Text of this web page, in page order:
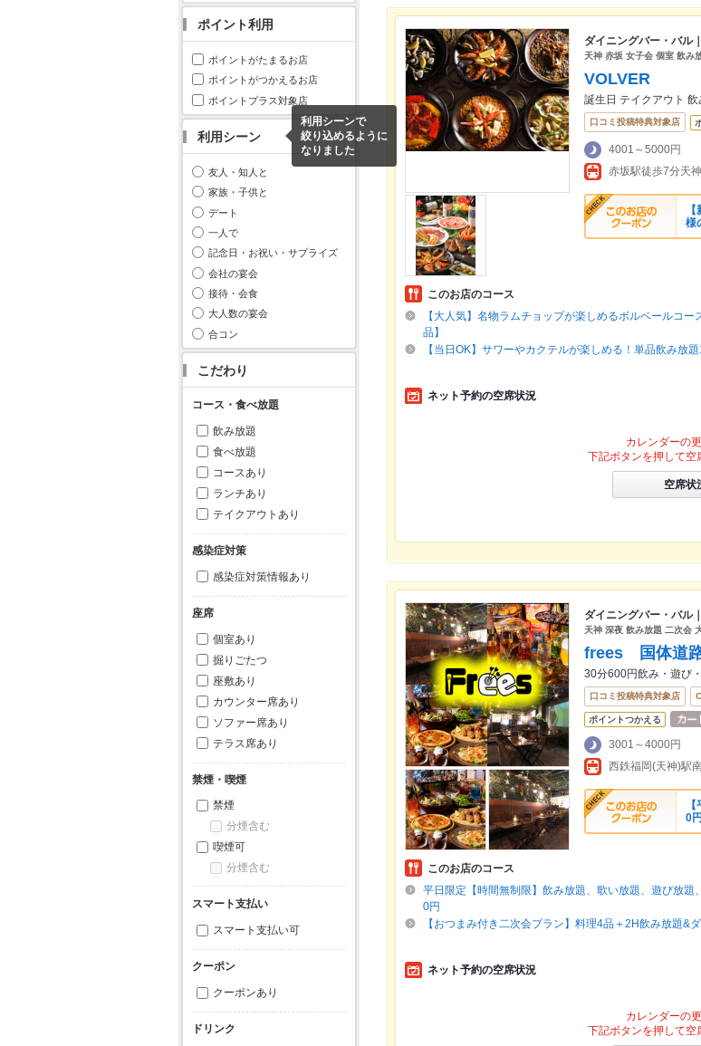
ポイント利用
ポイントがたまるお店
ポイントがつかえるお店
ポイントプラス対象店
利用シーン
利用シーンで
絞り込めるように
なりました
友人・知人と
家族・子供と
デート
一人で
記念日・お祝い・サプライズ
会社の宴会
接待・会食
大人数の宴会
合コン
こだわり
コース・食べ放題
飲み放題
食べ放題
コースあり
ランチあり
テイクアウトあり
感染症対策
感染症対策情報あり
座席
個室あり
掘りごたつ
座敷あり
カウンター席あり
ソファー席あり
テラス席あり
禁煙・喫煙
禁煙
分煙含む
喫煙可
分煙含む
スマート支払い
スマート支払い可
クーポン
クーポンあり
ドリンク
ダイニングバー・バル
天神 赤坂 女子会 個室 飲み
VOLVER
誕生日 テイクアウト 飲
口コミ投稿特典対象店
4001～5000円
赤坂駅徒歩7分天
様
このお店のコース
【大人気】名物ラムチョップが楽しめるボルベールコ
品】
【当日OK】サワーやカクテルが楽しめる！単品飲み放
ネット予約の空席状況
カレンダーの
下記ボタンを押して空
空席状
ダイニングバー・バル
天神 深夜 飲み放題 二次会
frees 国体道
30分600円飲み・遊び
口コミ投稿特典対象店
ポイントつかえる
3001～4000円
西鉄福岡(天神)駅
0円
このお店のコース
平日限定【時間無制限】飲み放題、歌い放題、遊び放
0円
【おつまみ付き二次会プラン】料理4品＋2H飲み放題&
ネット予約の空席状況
カレンダーの
下記ボタンを押して空